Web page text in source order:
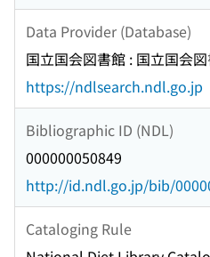
Data Provider (Database)
国立国会図書館 : 国立国会
https://ndlsearch.ndl.go.jp
Bibliographic ID (NDL)
000000050849
http://id.ndl.go.jp/bib/
Cataloging Rule